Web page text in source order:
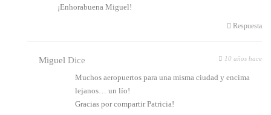
¡Enhorabuena Miguel!
Respuesta
MiguelDice 10 años hace
Muchos aeropuertos para una misma ciudad y encima
lejanos… un lío!
Gracias por compartir Patricia!